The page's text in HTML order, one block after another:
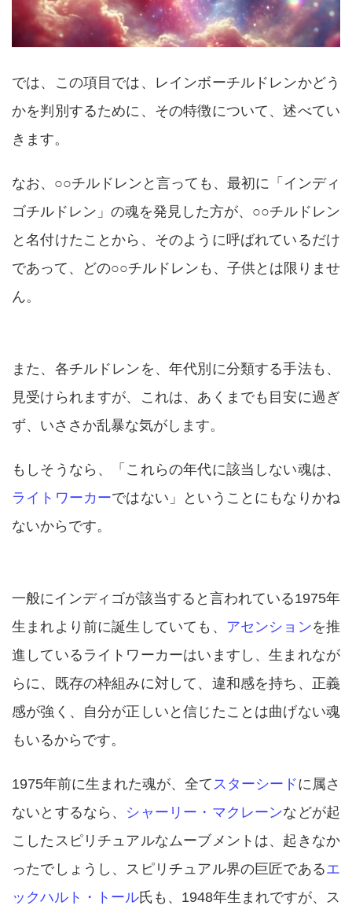
では、この項目では、レインボーチルドレンかどう
かを判別するために、その特徴について、述べてい
きます。
なお、○○チルドレンと言っても、最初に「インディ
ゴチルドレン」の魂を発見した方が、○○チルドレン
と名付けたことから、そのように呼ばれているだけ
であって、どの○○チルドレンも、子供とは限りませ
ん。
また、各チルドレンを、年代別に分類する手法も、
見受けられますが、これは、あくまでも目安に過ぎ
ず、いささか乱暴な気がします。
もしそうなら、「これらの年代に該当しない魂は、
ライトワーカーではない」ということにもなりかね
ないからです。
一般にインディゴが該当すると言われている1975年
生まれより前に誕生していても、 アセンションを推
進しているライトワーカーはいますし、生まれなが
らに、既存の枠組みに対して、違和感を持ち、正義
感が強く、自分が正しいと信じたことは曲げない魂
もいるからです。
1975年前に生まれた魂が、全てスターシードに属さ
ないとするなら、 シャーリー・マクレーンなどが起
こしたスピリチュアルなムーブメントは、起きなか
ったでしょうし、スピリチュアル界の巨匠であるエ
ックハルト・トール氏も、1948年生まれですが、ス